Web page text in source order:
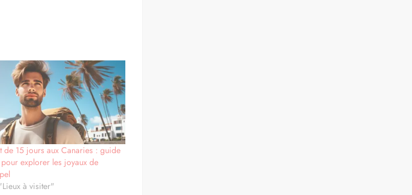
de lave.
soi-même. Longue de 213
vaut prendre le temps de
lagune verte d’El Golfo ou
de Sol y Playa comme Punta
vous ne trouverez pas de
un village du Club Med à